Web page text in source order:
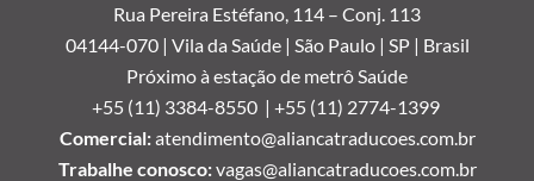
Rua Pereira Estéfano, 114 – Conj. 113
04144-070 | Vila da Saúde | São Paulo | SP | Brasil
Próximo à estação de metrô Saúde
+55 (11) 3384-8550 | +55 (11) 2774-1399
Comercial:atendimento@aliancatraducoes.com.br
Trabalhe conosco:vagas@aliancatraducoes.com.br